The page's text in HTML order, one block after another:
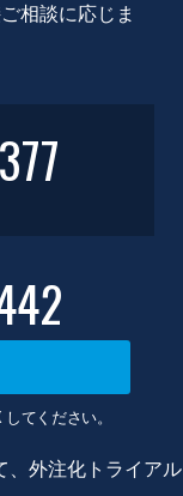
相談に応じま
てください。
、外注化トライアル